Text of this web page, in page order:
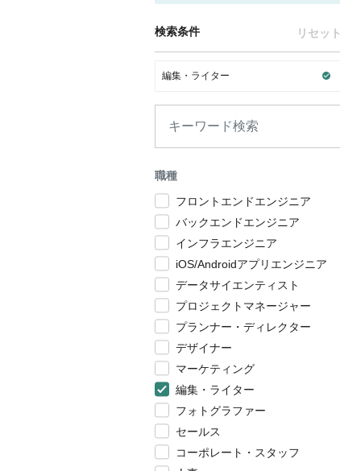
検索条件 リセット
編集・ライター
職種
フロントエンドエンジニア
バックエンドエンジニア
インフラエンジニア
iOS/Androidアプリエンジニア
データサイエンティスト
プロジェクトマネージャー
プランナー・ディレクター
デザイナー
マーケティング
編集・ライター
フォトグラファー
セールス
コーポレート・スタッフ